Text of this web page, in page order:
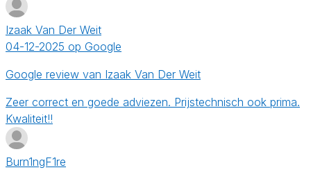
Izaak Van Der Weit
04-12-2025 op Google
Google review van Izaak Van Der Weit
Zeer correct en goede adviezen. Prijstechnisch ook prima.
Kwaliteit!!
Burn1ngF1re